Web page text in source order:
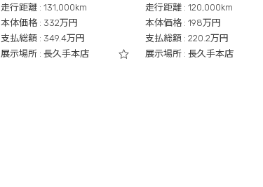
走行距離 : 131,000km
本体価格 : 332万円
支払総額 : 349.4万円
展示場所 : 長久手本店
走行距離 : 120,000km
本体価格 : 198万円
支払総額 : 220.2万円
展示場所 : 長久手本店